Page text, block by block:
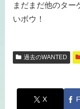
まだまだ他のター
いボウ！
過去のWANTED
X